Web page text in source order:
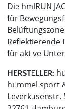
Die hmlRUN
für
Reflektierende
für aktive
HERSTELLER:
hummel sport
Leverkusenstr.